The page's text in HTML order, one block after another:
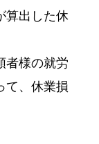
算出した休
者様の就労
て、休業損